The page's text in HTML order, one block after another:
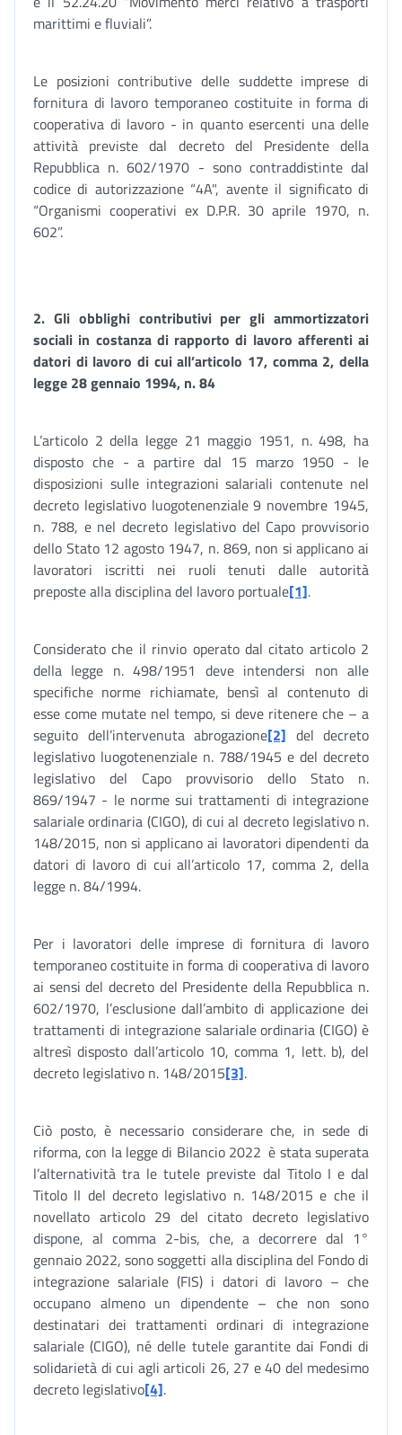
marittimi e fluviali”.
Le posizioni contributive delle suddette imprese di
fornitura di lavoro temporaneo costituite in forma di
cooperativa di lavoro - in quanto esercenti una delle
attività previste dal decreto del Presidente della
Repubblica n. 602/1970 - sono contraddistinte dal
codice di autorizzazione “4A", avente il significato di
“Organismi cooperativi ex D.P.R. 30 aprile 1970, n.
602”.
2. Gli obblighi contributivi pergli ammortizzatori
sociali in costanza di rapporto di lavoro afferenti ai
datori di lavoro di cui all’articolo 17, comma 2, della
legge 28 gennaio 1994, n. 84
L’articolo 2 della legge 21 maggio 1951, n. 498, ha
disposto che - a partire dal 15 marzo 1950 - le
disposizioni sulle integrazioni salariali contenute nel
decreto legislativo luogotenenziale 9 novembre 1945,
n. 788, e nel decreto legislativo del Capo provvisorio
dello Stato 12 agosto 1947, n. 869, non si applicano ai
lavoratori iscritti nei ruoli tenuti dalle autorità
preposte alla disciplina del lavoro portuale[1].
Considerato che il rinvio operato dal citato articolo 2
della legge n. 498/1951 deve intendersi non alle
specifiche norme richiamate, bensì al contenuto di
esse come mutate nel tempo, si deve ritenere che – a
seguito dell’intervenuta abrogazione[2] del decreto
legislativo luogotenenziale n. 788/1945 e del decreto
legislativo del Capo provvisorio dello Stato n.
869/1947 - le norme sui trattamenti di integrazione
salariale ordinaria (CIGO), di cui al decreto legislativo n.
148/2015, non si applicano ai lavoratori dipendenti da
datori di lavoro di cui all’articolo 17, comma 2, della
legge n. 84/1994.
Per i lavoratori delle imprese di fornitura di lavoro
temporaneo costituite in forma di cooperativa di lavoro
ai sensi del decreto del Presidente della Repubblica n.
602/1970, l’esclusione dall’ambito di applicazione dei
trattamenti di integrazione salariale ordinaria (CIGO) è
altresì disposto dall’articolo 10, comma 1, lett. b), del
decreto legislativo n. 148/2015[3].
Ciò posto, è necessario considerare che, in sede di
riforma, con la legge di Bilancio 2022 è stata superata
l’alternatività tra le tutele previste dal Titolo I e dal
Titolo II del decreto legislativo n. 148/2015 e che il
novellato articolo 29 del citato decreto legislativo
dispone, al comma 2-bis, che, a decorrere dal 1°
gennaio 2022, sono soggetti alla disciplina del Fondo di
integrazione salariale (FIS) i datori di lavoro – che
occupano almeno un dipendente – che non sono
destinatari dei trattamenti ordinari di integrazione
salariale (CIGO), né delle tutele garantite dai Fondi di
solidarietà di cui agli articoli 26, 27 e 40 del medesimo
decreto legislativo[4].